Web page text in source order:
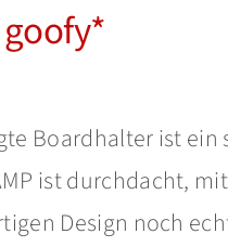
goofy*
Boardhalter ist
ist durchdacht,
Design noch